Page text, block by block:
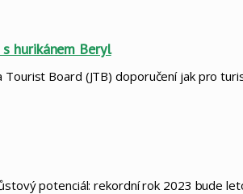
hurikánem Beryl
Tourist Board (JTB) doporučení jak pro
potenciál: rekordní rok 2023 bude